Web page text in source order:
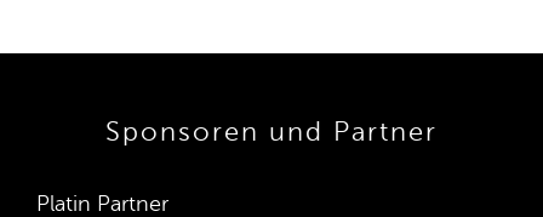
Sponsoren und Partner
Platin Partner